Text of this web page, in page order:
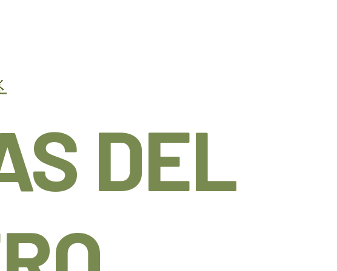
DEL